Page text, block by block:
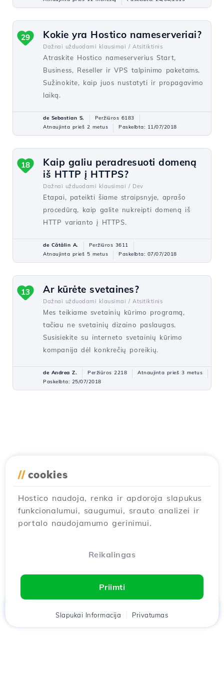
Kokie yra Hostico nameserveriai?
Dažnai užduodami klausimai / Atsitiktinis
Atraskite Hostico nameserverius Start,
Business, Reseller ir VPS talpinimo paketams.
Sužinokite, kaip juos nustatyti ir propagavimo
laiką.
29
de Sebastian S.
Peržiūros 6183
Atnaujinta prieš 2 metus
Paskelbta: 11/07/2018
Kaip galiu peradresuoti domeną
iš HTTP į HTTPS?
Dažnai užduodami klausimai / Dev
Etapai, pateikti šiame straipsnyje, aprašo
procedūrą, kaip galite nukreipti domeną iš
HTTP varianto į HTTPS.
18
de Cătălin A.
Peržiūros 3611
Atnaujinta prieš 5 metus
Paskelbta: 07/07/2018
Ar kūrėte svetaines?
Dažnai užduodami klausimai / Atsitiktinis
Mes teikiame svetainių kūrimo programą,
tačiau ne svetainių dizaino paslaugas.
Susisiekite su interneto svetainių kūrimo
kompanija dėl konkrečių poreikių.
13
de Andrea Z. Peržiūros 2218
Atnaujinta prieš 3 metus
Paskelbta: 25/07/2018
// cookies
Hostico naudoja, renka ir apdoroja slapukus
funkcionalumui, saugumui, srauto analizei ir
portalo naudojamumo gerinimui.
Reikalingas
Priimti
Slapukai Informacija Privatumas
Klientas Krepšelis Pokalbis